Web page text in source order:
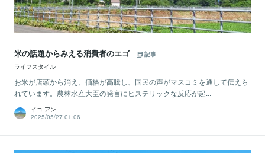
米の話題からみえる消費者のエゴ
記事
ライフスタイル
お米が店頭から消え、価格が高騰し、国民の声がマスコミを通して伝えら
れています。農林水産大臣の発言にヒステリックな反応が起...
イコ アン
2025/05/27 01:06